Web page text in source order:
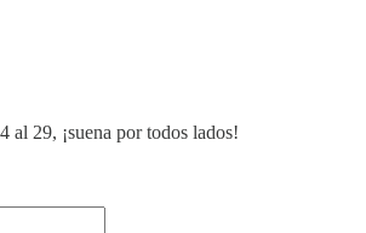
al 29, ¡suena por todos lados!